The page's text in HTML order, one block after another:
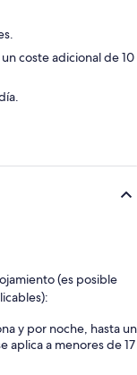
coste adicional de 10
(es posible
y por noche, hasta un
aplica a menores de 17